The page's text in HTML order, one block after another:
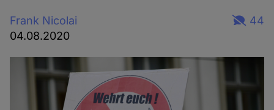
Frank Nicolai
04.08.2020
44